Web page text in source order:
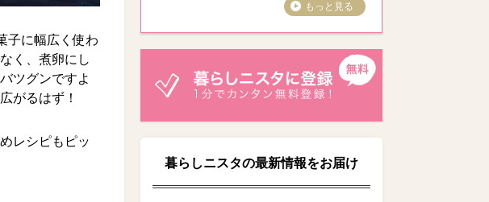
子に幅広く使わ
く、煮卵にし
ツグンですよ
がるはず！
レシピもピッ
もっと見る
暮らしニスタの最新情報をお届け